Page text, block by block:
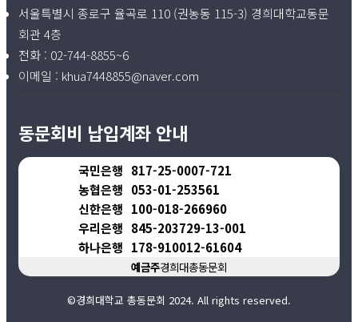
서울특별시 종로구 율곡로 110 (권농동 115-3) 경희대학교동문
회관 4층
전화 : 02-744-8855~6
이메일 : khua7448855@naver.com
동문회비 납입계좌 안내
국민은행 817-25-0007-721
농협은행 053-01-253561
신한은행 100-018-266960
우리은행 845-203729-13-001
하나은행 178-910012-61604
예금주경희대총동문회
©경희대학교 총동문회 2024. All rights reserved.